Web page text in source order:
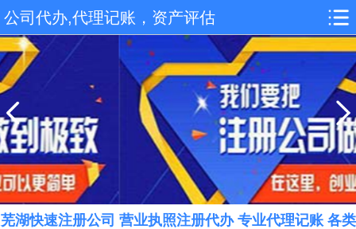
公司代办,代理记账，资产评估
芜湖快速注册公司 营业执照注册代办 专业代理记账 各类